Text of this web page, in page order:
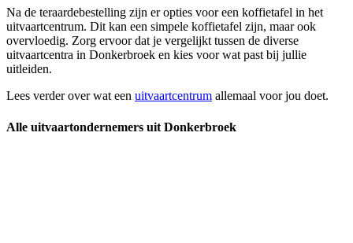
Na de teraardebestelling zijn er opties voor een koffietafel in het
uitvaartcentrum. Dit kan een simpele koffietafel zijn, maar ook
overvloedig. Zorg ervoor dat je vergelijkt tussen de diverse
uitvaartcentra in Donkerbroek en kies voor wat past bij jullie
uitleiden.
Lees verder over wat een uitvaartcentrum allemaal voor jou doet.
Alle uitvaartondernemers uit Donkerbroek